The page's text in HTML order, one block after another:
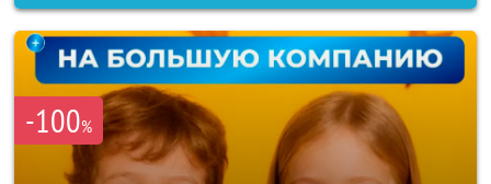
-100%